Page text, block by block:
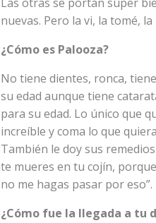
nuevas. Pero la vi, la tomé,
¿Cómo es Palooza?
No tiene dientes, ronca,
su edad aunque tiene
para su edad. Lo único que
increíble y coma lo que
También le doy sus
te mueres en tu cojín,
no me hagas pasar por eso”.
¿Cómo fue la llegada a tu